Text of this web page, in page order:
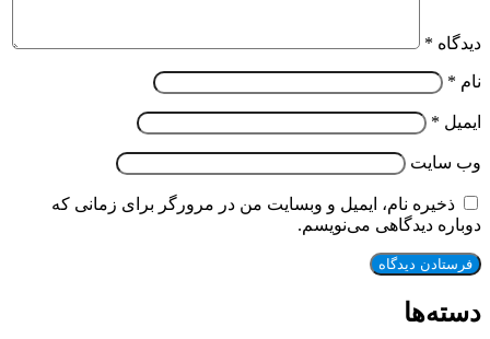
دیدگاه *
نام *
ایمیل *
وب‌ سایت
ذخیره نام، ایمیل و وبسایت من در مرورگر برای زمانی که
دوباره دیدگاهی می‌نویسم.
دسته‌ها